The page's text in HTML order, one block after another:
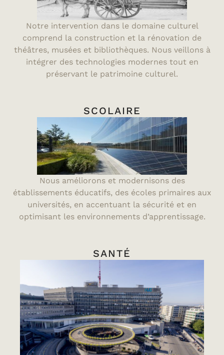
Notre intervention dans le domaine culturel
comprend la construction et la rénovation de
théâtres, musées et bibliothèques. Nous veillons à
intégrer des technologies modernes tout en
préservant le patrimoine culturel.
SCOLAIRE
Nous améliorons et modernisons des
établissements éducatifs, des écoles primaires aux
universités, en accentuant la sécurité et en
optimisant les environnements d’apprentissage.
SANTÉ